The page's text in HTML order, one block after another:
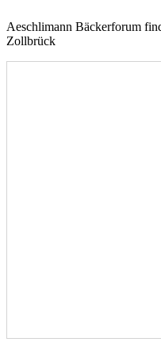
Aeschlimann Bäckerforum
Zollbrück